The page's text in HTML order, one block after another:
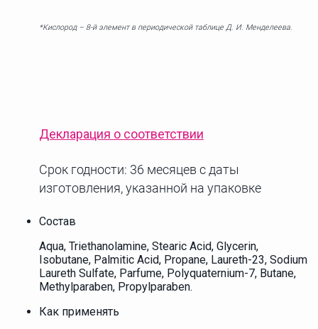
*Кислород – 8-й элемент в периодической таблице Д. И. Менделеева.
Декларация о соответствии
Срок годности: 36 месяцев с даты
изготовления, указанной на упаковке
Состав
Aqua, Triethanolamine, Stearic Acid, Glycerin,
Isobutane, Palmitic Acid, Propane, Laureth-23, Sodium
Laureth Sulfate, Parfume, Polyquaternium-7, Butane,
Methylparaben, Propylparaben.
Как применять